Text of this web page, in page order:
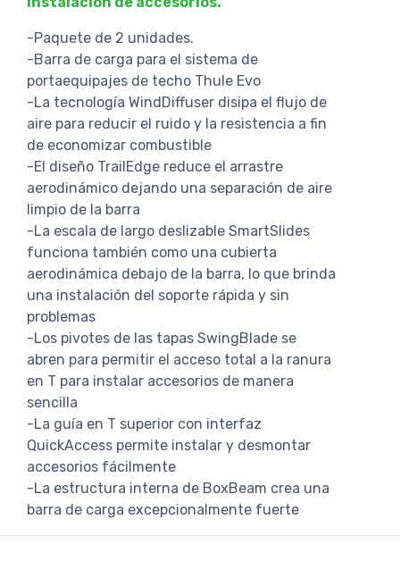
-Paquete de 2 unidades.
-Barra de carga para el sistema de
portaequipajes de techo Thule Evo
-La tecnología WindDiffuser disipa el flujo de
aire para reducir el ruido y la resistencia a fin
de economizar combustible
-El diseño TrailEdge reduce el arrastre
aerodinámico dejando una separación de aire
limpio de la barra
-La escala de largo deslizable SmartSlides
funciona también como una cubierta
aerodinámica debajo de la barra, lo que brinda
una instalación del soporte rápida y sin
problemas
-Los pivotes de las tapas SwingBlade se
abren para permitir el acceso total a la ranura
en T para instalar accesorios de manera
sencilla
-La guía en T superior con interfaz
QuickAccess permite instalar y desmontar
accesorios fácilmente
-La estructura interna de BoxBeam crea una
barra de carga excepcionalmente fuerte